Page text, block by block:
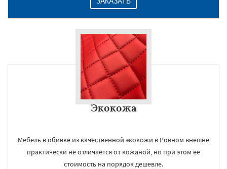
Экокожа
Мебель в обивке из качественной экокожи в Ровном внешне
практически не отличается от кожаной, но при этом ее
стоимость на порядок дешевле.